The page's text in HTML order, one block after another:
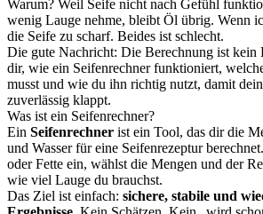
Warum? Weil Seife nicht nach Gefühl
wenig Lauge nehme, bleibt Öl übrig. Wenn
die Seife zu scharf. Beides ist schlecht.
Die gute Nachricht: Die Berechnung ist kein
dir, wie ein Seifenrechner funktioniert,
musst und wie du ihn richtig nutzt, damit
zuverlässig klappt.
Was ist ein Seifenrechner?
Ein Seifenrechner ist ein Tool, das dir die
und Wasser für eine Seifenrezeptur
oder Fette ein, wählst die Mengen und der
wie viel Lauge du brauchst.
Das Ziel ist einfach: sichere, stabile und